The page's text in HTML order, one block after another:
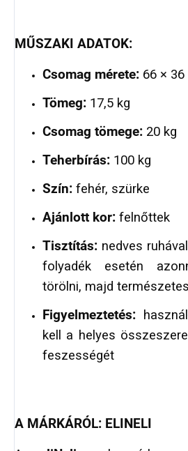
MŰSZAKI ADATOK:
Csomag mérete: 66 ×
Tömeg: 17,5 kg
Csomag tömege: 20 kg
Teherbírás: 100 kg
Szín: fehér, szürke
Ajánlott kor: felnőttek
Tisztítás: nedves
folyadék esetén
törölni, majd
Figyelmeztetés:
kell a helyes
feszességét
A MÁRKÁRÓL: ELINELI